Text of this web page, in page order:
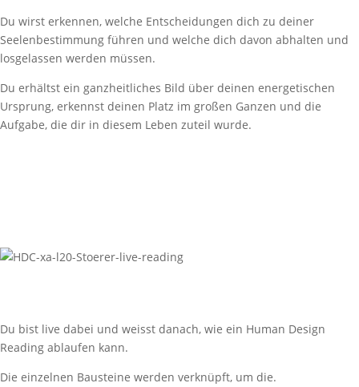
Du wirst erkennen, welche Entscheidungen dich zu deiner
Seelenbestimmung führen und welche dich davon abhalten und
losgelassen werden müssen.
Du erhältst ein ganzheitliches Bild über deinen energetischen
Ursprung, erkennst deinen Platz im großen Ganzen und die
Aufgabe, die dir in diesem Leben zuteil wurde.
Du bist live dabei und weisst danach, wie ein Human Design
Reading ablaufen kann.
Die einzelnen Bausteine werden verknüpft, um die.